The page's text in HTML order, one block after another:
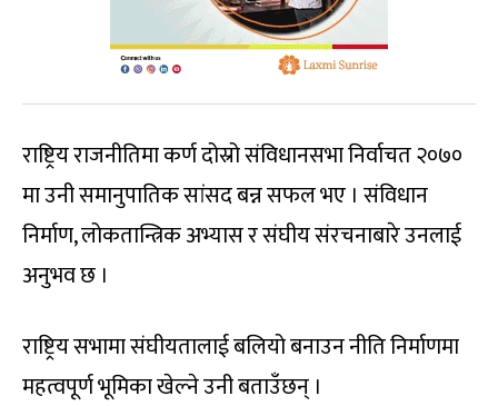
राष्ट्रिय राजनीतिमा कर्ण दोस्रो संविधानसभा निर्वाचत २०७०
मा उनी समानुपातिक सांसद बन्न सफल भए । संविधान
निर्माण, लोकतान्त्रिक अभ्यास र संघीय संरचनाबारे उनलाई
अनुभव छ ।
राष्ट्रिय सभामा संघीयतालाई बलियो बनाउन नीति निर्माणमा
महत्वपूर्ण भूमिका खेल्ने उनी बताउँछन् ।